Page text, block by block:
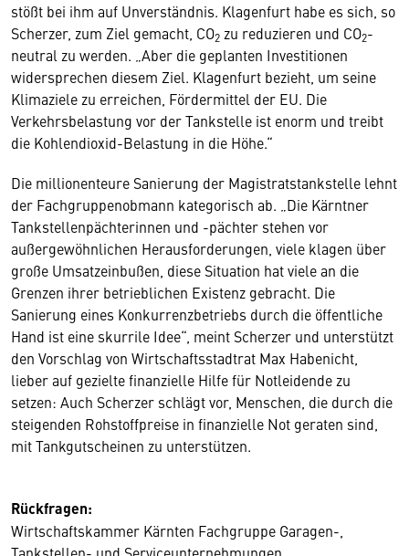
stößt bei ihm auf Unverständnis. Klagenfurt habe es sich, so
Scherzer, zum Ziel gemacht, CO2 zu reduzieren und CO2-
neutral zu werden. „Aber die geplanten Investitionen
widersprechen diesem Ziel. Klagenfurt bezieht, um seine
Klimaziele zu erreichen, Fördermittel der EU. Die
Verkehrsbelastung vor der Tankstelle ist enorm und treibt
die Kohlendioxid-Belastung in die Höhe.“
Die millionenteure Sanierung der Magistratstankstelle lehnt
der Fachgruppenobmann kategorisch ab. „Die Kärntner
Tankstellenpächterinnen und -pächter stehen vor
außergewöhnlichen Herausforderungen, viele klagen über
große Umsatzeinbußen, diese Situation hat viele an die
Grenzen ihrer betrieblichen Existenz gebracht. Die
Sanierung eines Konkurrenzbetriebs durch die öffentliche
Hand ist eine skurrile Idee“, meint Scherzer und unterstützt
den Vorschlag von Wirtschaftsstadtrat Max Habenicht,
lieber auf gezielte finanzielle Hilfe für Notleidende zu
setzen: Auch Scherzer schlägt vor, Menschen, die durch die
steigenden Rohstoffpreise in finanzielle Not geraten sind,
mit Tankgutscheinen zu unterstützen.
Rückfragen:
Wirtschaftskammer Kärnten Fachgruppe Garagen-,